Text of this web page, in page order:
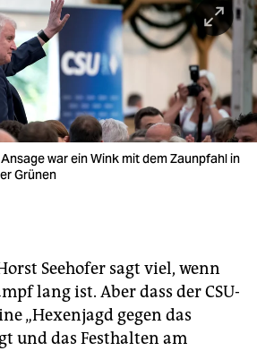
war ein Wink mit dem Zaunpfahl in
Grünen
Seehofer sagt viel, wenn
lang ist. Aber dass der CSU-
„Hexenjagd gegen das
und das Festhalten am